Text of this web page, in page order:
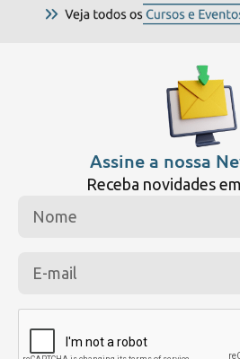
Assine a nossa
Receba novidades